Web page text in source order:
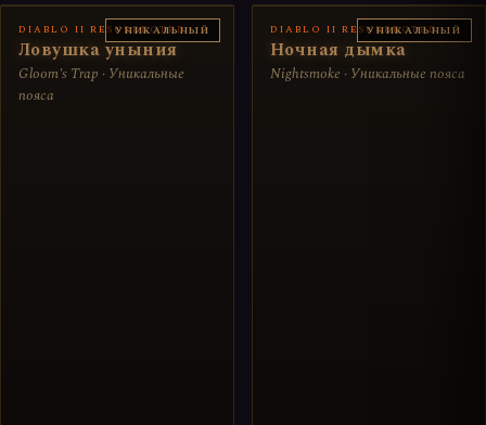
УНИКАЛЬНЫЙ
DIABLO II RESURRECTED
Ловушка уныния
Gloom's Trap · Уникальные
пояса
УНИКАЛЬНЫЙ
DIABLO II RESURRECTED
Ночная дымка
Nightsmoke · Уникальные пояса